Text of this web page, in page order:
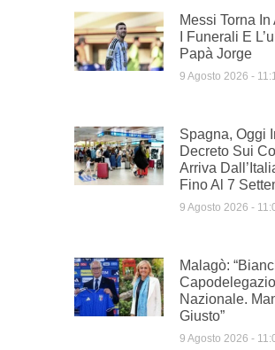
Messi Torna
I Funerali E
Papà Jorge
9 Agosto 2026
Spagna, Oggi
Decreto Sui
Arriva
Fino Al 7
9 Agosto 2026
Malagò:
Nazionale.
Giusto”
9 Agosto 2026